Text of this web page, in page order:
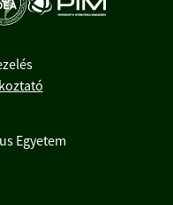
Egyetem